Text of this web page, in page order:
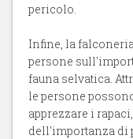
pericolo.
Infine, la
persone
fauna selvatica.
le persone
apprezzare i
dell'importanza di